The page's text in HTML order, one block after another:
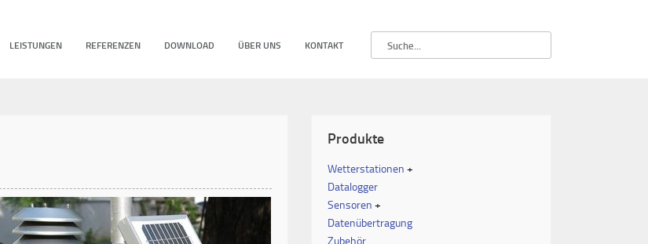
LEISTUNGEN REFERENZEN DOWNLOAD ÜBER UNS KONTAKT
Produkte
Wetterstationen
Datalogger
Sensoren
Datenübertragung
Zubehör